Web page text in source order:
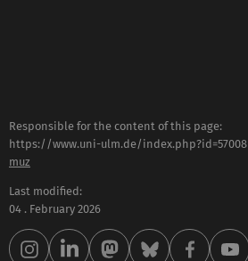
Responsible for the content of this page:
https://www.uni-ulm.de/index.php?id=57008
muz
Last modified:
04 . February 2026